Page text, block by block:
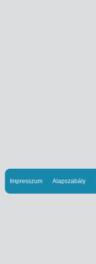
Impresszum Alapszabály